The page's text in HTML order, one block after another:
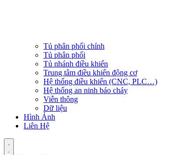
Tủ phân phối chính
Tủ phân phối
Tủ nhánh điều khiển
Trung tâm điều khiển động cơ
Hệ thống điều khiển (CNC, PLC…)
Hệ thống an ninh báo cháy
Viễn thông
Dữ liệu
Hình Ảnh
Liên Hệ